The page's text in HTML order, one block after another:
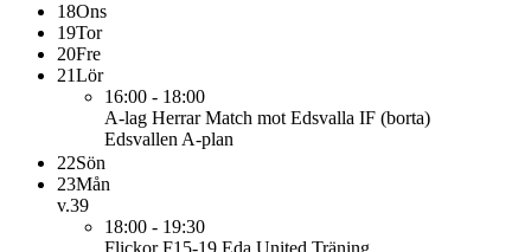
18Ons
19Tor
20Fre
21Lör
16:00 - 18:00
A-lag Herrar Match mot Edsvalla IF (borta)
Edsvallen A-plan
22Sön
23Mån
v.39
18:00 - 19:30
Flickor F15-19 Eda United Träning